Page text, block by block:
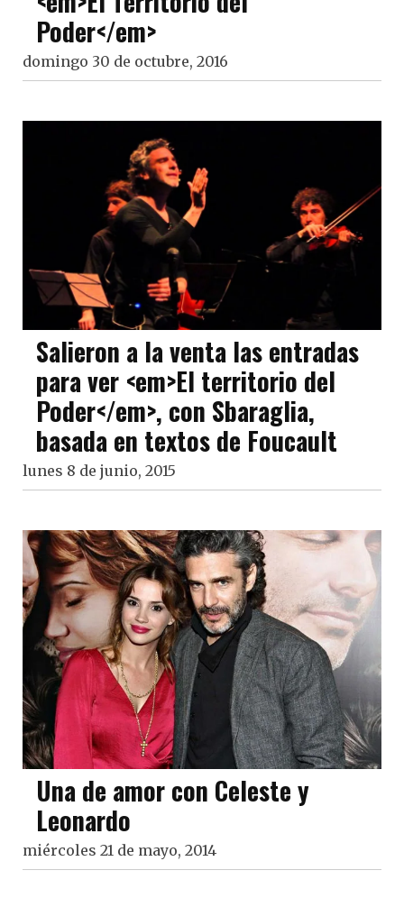
Poder</em>
domingo 30 de octubre, 2016
Salieron a la venta las entradas
para ver <em>El territorio del
Poder</em>, con Sbaraglia,
basada en textos de Foucault
lunes 8 de junio, 2015
Una de amor con Celeste y
Leonardo
miércoles 21 de mayo, 2014